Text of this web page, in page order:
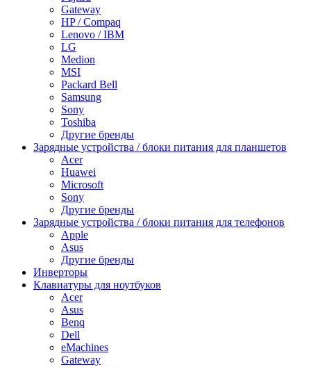
Gateway
HP / Compaq
Lenovo / IBM
LG
Medion
MSI
Packard Bell
Samsung
Sony
Toshiba
Другие бренды
Зарядные устройства / блоки питания для планшетов
Acer
Huawei
Microsoft
Sony
Другие бренды
Зарядные устройства / блоки питания для телефонов
Apple
Asus
Другие бренды
Инверторы
Клавиатуры для ноутбуков
Acer
Asus
Benq
Dell
eMachines
Gateway